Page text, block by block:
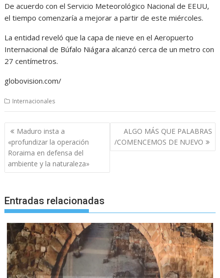
De acuerdo con el Servicio Meteorológico Nacional de EEUU,
el tiempo comenzaría a mejorar a partir de este miércoles.
La entidad reveló que la capa de nieve en el Aeropuerto
Internacional de Búfalo Niágara alcanzó cerca de un metro con
27 centímetros.
globovision.com/
Internacionales
Navegación
de
entradas
Maduro insta a
«profundizar la operación
Roraima en defensa del
ambiente y la naturaleza»
ALGO MÁS QUE PALABRAS
/COMENCEMOS DE NUEVO
Entradas relacionadas